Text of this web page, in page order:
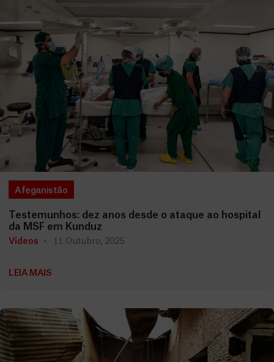
Afeganistão
Testemunhos: dez anos desde o ataque ao hospital
da MSF em Kunduz
Vídeos 11 Outubro, 2025
LEIA MAIS